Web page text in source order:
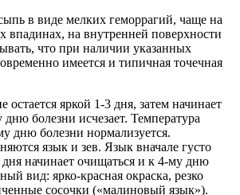
в виде мелких геморрагий, чаще на
на внутренней поверхности
что при наличии указанных
имеется и типичная точечная
остается яркой 1-3 дня, затем начинает
болезни исчезает. Температура
дню болезни нормализуется.
язык и зев. Язык вначале густо
начинает очищаться и к 4-му дню
вид: ярко-красная окраска, резко
сосочки («малиновый язык»).